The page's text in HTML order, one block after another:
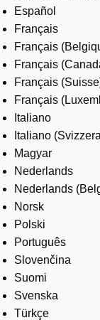
Español
Français
Français
Français
Français
Français
Italiano
Italiano
Magyar
Nederlands
Nederlands
Norsk
Polski
Português
Slovenčina
Suomi
Svenska
Türkçe